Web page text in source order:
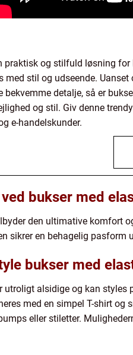
praktisk og stilfuld løsning
stil og udseende.
bekvemme detalje, så er
og stil. Giv denne
e-handelskunder.
bukser med
den ultimative komfort
sikrer en behagelig pasform
bukser med
utroligt alsidige og kan
med en simpel T-shirt
eller stiletter.